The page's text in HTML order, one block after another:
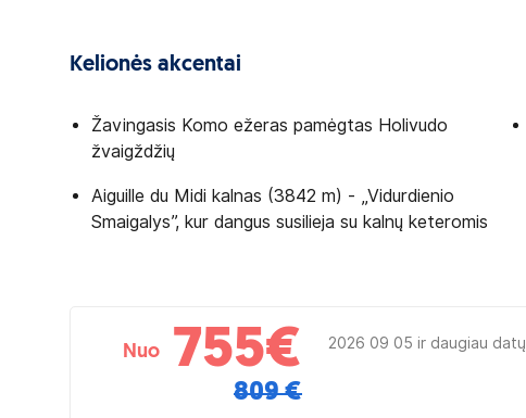
Kelionės akcentai
Žavingasis Komo ežeras pamėgtas Holivudo
žvaigždžių
Aiguille du Midi kalnas (3842 m) - „Vidurdienio
Smaigalys”, kur dangus susilieja su kalnų keteromis
Nuo 755€
809 €
2026 09 05 ir daugiau datų